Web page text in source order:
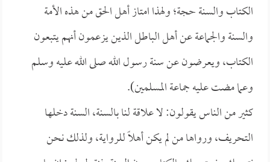
الكتاب والسنة حجة؛ ولهذا امتاز أهل الحق من هذه الأمة
والسنة والجماعة عن أهل الباطل الذين يزعمون أنهم يتبعون
الكتاب، ويعرضون عن سنة رسول الله صلى الله عليه وسلم
وعما مضت عليه جماعة المسلمين).
كثير من الناس يقولون: لا علاقة لنا بالسنة، السنة دخلها
التحريف، ورواها من لم يكن أهلاً للرواية، ولذلك نحن